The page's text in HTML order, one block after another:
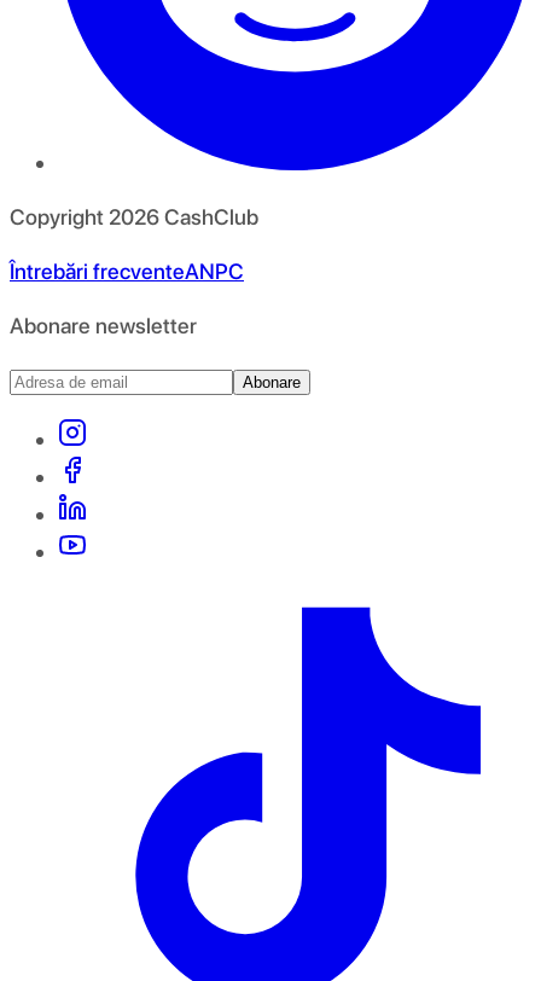
Copyright 2026CashClub
Întrebări frecventeANPC
Abonare newsletter
Abonare